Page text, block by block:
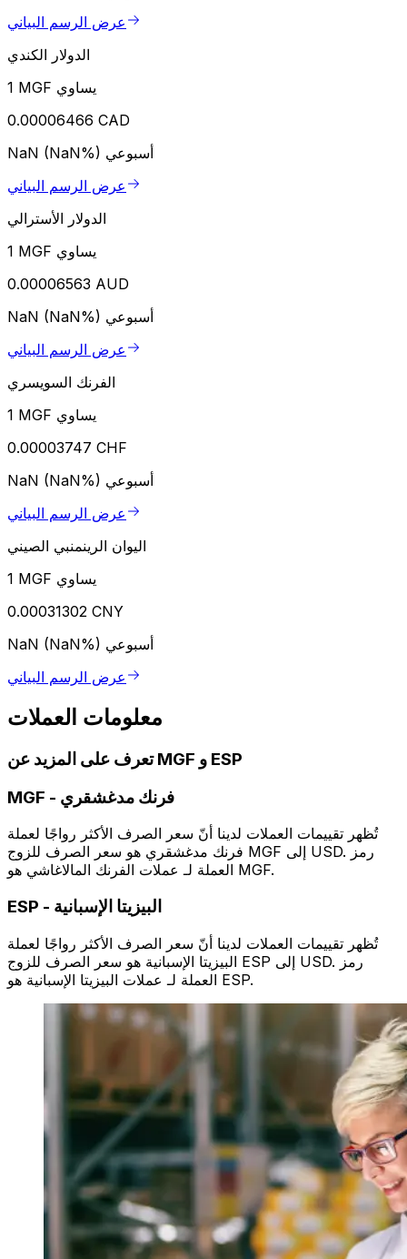
عرض الرسم البياني
الدولار الكندي
1 MGF يساوي
0.00006466 CAD
NaN (NaN%) أسبوعي
عرض الرسم البياني
الدولار الأسترالي
1 MGF يساوي
0.00006563 AUD
NaN (NaN%) أسبوعي
عرض الرسم البياني
الفرنك السويسري
1 MGF يساوي
0.00003747 CHF
NaN (NaN%) أسبوعي
عرض الرسم البياني
اليوان الرينمنبي الصيني
1 MGF يساوي
0.00031302 CNY
NaN (NaN%) أسبوعي
عرض الرسم البياني
معلومات العملات
تعرف على المزيد عن MGF و ESP
MGF - فرنك مدغشقري
تُظهر تقييمات العملات لدينا أنّ سعر الصرف الأكثر رواجًا لعملة
فرنك مدغشقري هو سعر الصرف للزوج MGF إلى USD. رمز
العملة لـ عملات الفرنك المالاغاشي هو MGF.
ESP - البيزيتا الإسبانية
تُظهر تقييمات العملات لدينا أنّ سعر الصرف الأكثر رواجًا لعملة
البيزيتا الإسبانية هو سعر الصرف للزوج ESP إلى USD. رمز
العملة لـ عملات البيزيتا الإسبانية هو ESP.